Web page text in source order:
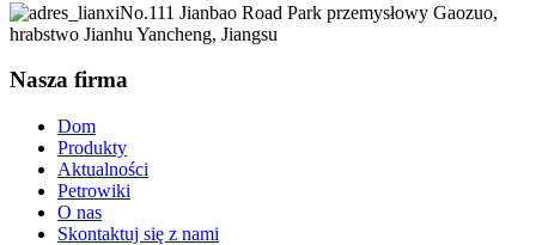
No.111 Jianbao Road Park przemysłowy Gaozuo,
hrabstwo Jianhu Yancheng, Jiangsu
Nasza firma
Dom
Produkty
Aktualności
Petrowiki
O nas
Skontaktuj się z nami